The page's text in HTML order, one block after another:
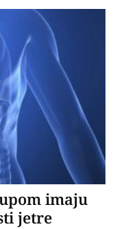
imaju
jetre